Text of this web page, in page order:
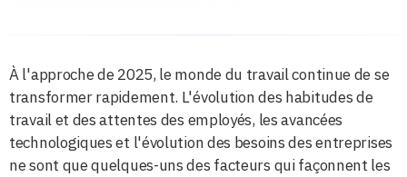
À l'approche de 2025, le monde du travail continue de se
transformer rapidement. L'évolution des habitudes de
travail et des attentes des employés, les avancées
technologiques et l'évolution des besoins des entreprises
ne sont que quelques-uns des facteurs qui façonnent les